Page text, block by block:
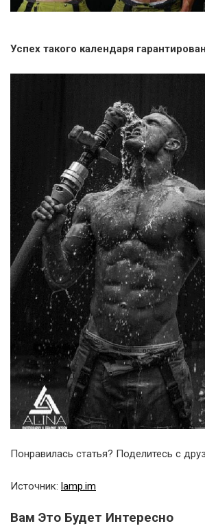
Успех такого календаря
Понравилась статья? Поделитесь с
Источник: lamp.im
Вам Это Будет Интересно